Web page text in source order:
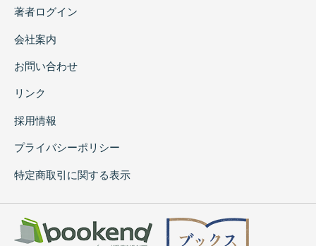
著者ログイン
会社案内
お問い合わせ
リンク
採用情報
プライバシーポリシー
特定商取引に関する表示